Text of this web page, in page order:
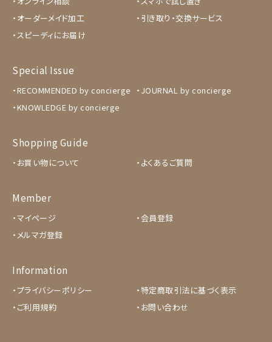
オーダーメイド加工
引き取り・交換サービス
スピーディにお届け
Special Issue
RECOMMENDED by concierge
JOURNAL by concierge
KNOWLEDGE by concierge
Shopping Guide
お買い物について よくあるご質問
Member
マイページ
会員登録
メルマガ登録
Information
プライバシーポリシー
特定商取引法に基づく表示
ご利用規約
お問い合わせ